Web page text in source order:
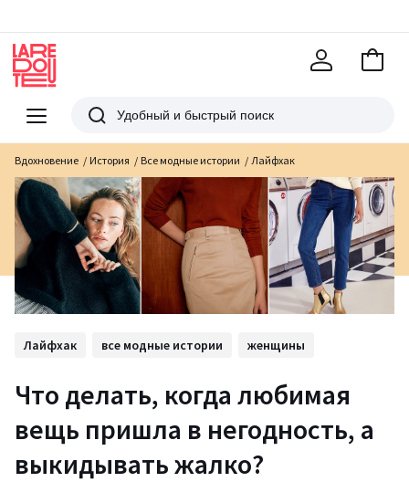
Меню
Redoute
Поиск
В
Вдохновение История Все модные истории Лайфхак
Лайфхак все модные истории женщины
Что делать, когда любимая
вещь пришла в негодность, а
выкидывать жалко?